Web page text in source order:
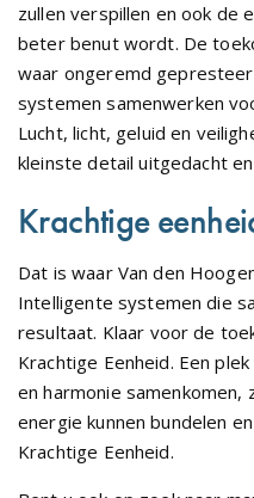
zullen verspillen en ook de
beter benut wordt. De
waar ongeremd
systemen samenwerken
Lucht, licht, geluid en
kleinste detail uitgedacht
Krachtige
Dat is waar Van den
Intelligente systemen die
resultaat. Klaar voor de
Krachtige Eenheid. Een
en harmonie
energie kunnen bundelen
Krachtige Eenheid.